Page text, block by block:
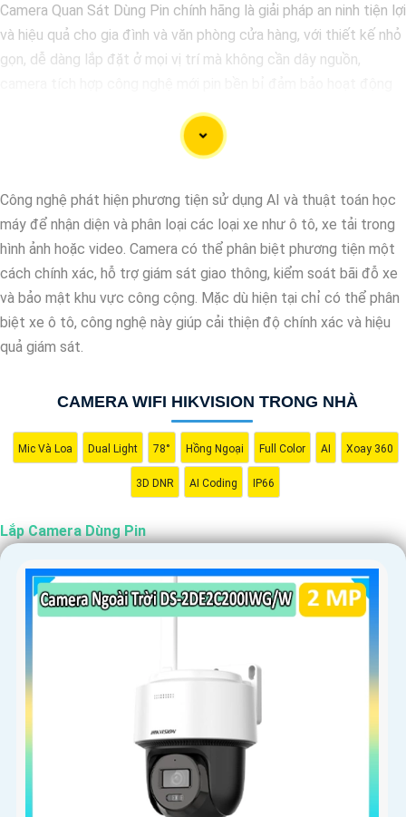
Camera Quan Sát Dùng Pin chính hãng là giải pháp an ninh tiện lợi
và hiệu quả cho gia đình và văn phòng cửa hàng, với thiết kế nhỏ
gọn, dễ dàng lắp đặt ở mọi vị trí mà không cần dây nguồn,
'
Công nghệ phát hiện phương tiện sử dụng AI và thuật toán học
máy để nhận diện và phân loại các loại xe như ô tô, xe tải trong
hình ảnh hoặc video. Camera có thể phân biệt phương tiện một
cách chính xác, hỗ trợ giám sát giao thông, kiểm soát bãi đỗ xe
và bảo mật khu vực công cộng. Mặc dù hiện tại chỉ có thể phân
biệt xe ô tô, công nghệ này giúp cải thiện độ chính xác và hiệu
quả giám sát.
CAMERA WIFI HIKVISION TRONG NHÀ
Mic Và Loa Dual Light 78° Hồng Ngoại Full Color AI Xoay 360
3D DNR AI Coding IP66
Lắp Camera Dùng Pin